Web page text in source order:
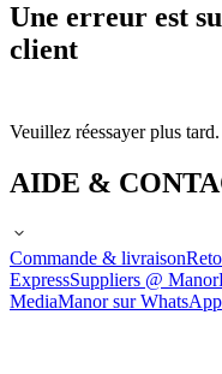
Une erreur est
client
Veuillez réessayer plus tard.
AIDE &
Commande & livraison
ExpressSuppliers @ Manor
MediaManor sur WhatsApp